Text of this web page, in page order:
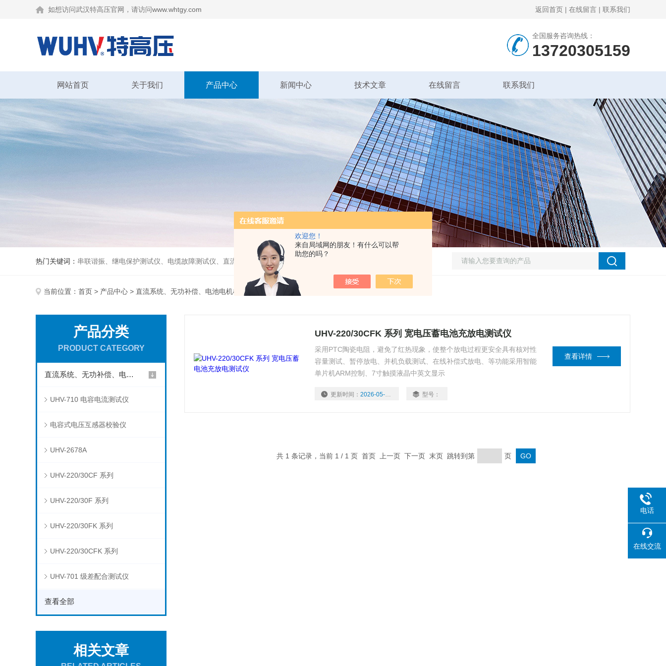
欢迎您！
来自局域网的朋友！有什么可以帮
助您的吗？
如想访问武汉特高压官网，请访问www.whtgy.com 返回首页 | 在线留言 | 联系我们
全国服务咨询热线：
13720305159
网站首页 关于我们 产品中心 新闻中心 技术文章 在线留言 联系我们
热门关键词： 串联谐振、继电保护测试仪、电缆故障测试仪、直流高压发生器等
当前位置： 首页 > 产品中心 > 直流系统、无功补偿、电池电机检测仪器 > UHV-220/30CFK 系列
产品分类
PRODUCT CATEGORY
直流系统、无功补偿、电池电机检测仪器
UHV-710 电容电流测试仪
电容式电压互感器校验仪
UHV-2678A
UHV-220/30CF 系列
UHV-220/30F 系列
UHV-220/30FK 系列
UHV-220/30CFK 系列
UHV-701 级差配合测试仪
查看全部
相关文章
UHV-220/30CFK 系列 宽电压蓄电池充放电测试仪
采用PTC陶瓷电阻，避免了红热现象，使整个放电过程更安全具有核对性
容量测试、暂停放电、并机负载测试、在线补偿式放电、等功能采用智能
单片机ARM控制、7寸触摸液晶中英文显示
更新时间：2026-05-22 型号：
查看详情
共 1 条记录，当前 1 / 1 页 首页 上一页 下一页 末页 跳转到第 页
电话
在线交流